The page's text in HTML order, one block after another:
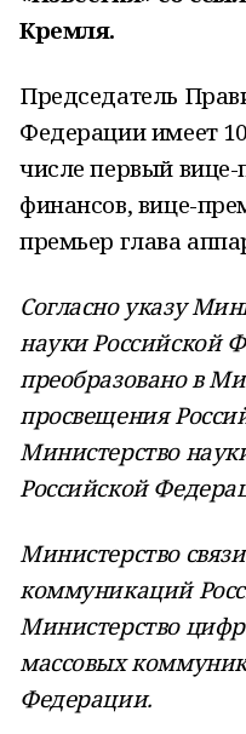
Кремля.
Председатель
Федерации имеет
числе первый
финансов, вице-
премьер глава
Согласно указу
науки Российской
преобразовано в
просвещения
Министерство
Российской
Министерство
коммуникаций
Министерство
массовых
Федерации.